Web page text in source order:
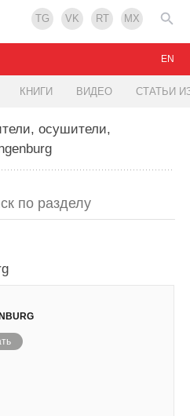
TG VK RT MX
КНИГИ ВИДЕО СТАТЬИ
EN
осушители,